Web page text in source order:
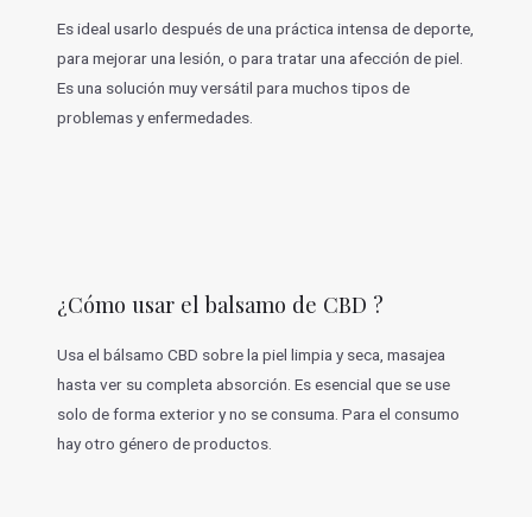
Es ideal usarlo después de una práctica intensa de deporte,
para mejorar una lesión, o para tratar una afección de piel.
Es una solución muy versátil para muchos tipos de
problemas y enfermedades.
¿Cómo usar el balsamo de CBD ?
Usa el bálsamo CBD sobre la piel limpia y seca, masajea
hasta ver su completa absorción. Es esencial que se use
solo de forma exterior y no se consuma. Para el consumo
hay otro género de productos.